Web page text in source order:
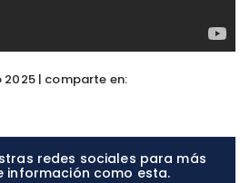
2025 | comparte en:
redes sociales para más
información como esta.